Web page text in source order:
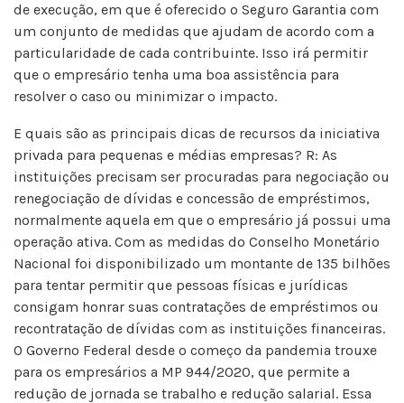
de execução, em que é oferecido o Seguro Garantia com
um conjunto de medidas que ajudam de acordo com a
particularidade de cada contribuinte. Isso irá permitir
que o empresário tenha uma boa assistência para
resolver o caso ou minimizar o impacto.
E quais são as principais dicas de recursos da iniciativa
privada para pequenas e médias empresas? R: As
instituições precisam ser procuradas para negociação ou
renegociação de dívidas e concessão de empréstimos,
normalmente aquela em que o empresário já possui uma
operação ativa. Com as medidas do Conselho Monetário
Nacional foi disponibilizado um montante de 135 bilhões
para tentar permitir que pessoas físicas e jurídicas
consigam honrar suas contratações de empréstimos ou
recontratação de dívidas com as instituições financeiras.
O Governo Federal desde o começo da pandemia trouxe
para os empresários a MP 944/2020, que permite a
redução de jornada se trabalho e redução salarial. Essa